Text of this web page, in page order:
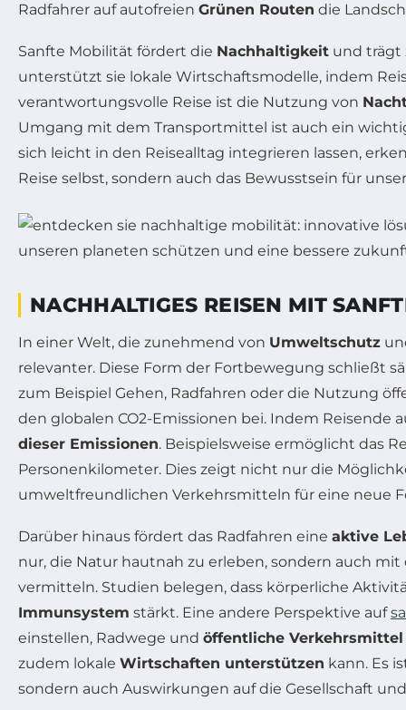
Radfahrer auf autofreien Grünen Routen die
Sanfte Mobilität fördert die Nachhaltigkeit und trägt
unterstützt sie lokale Wirtschaftsmodelle, indem
verantwortungsvolle Reise ist die Nutzung von
Umgang mit dem Transportmittel ist auch ein
sich leicht in den Reisealltag integrieren lassen,
Reise selbst, sondern auch das Bewusstsein für
NACHHALTIGES REISEN MIT
In einer Welt, die zunehmend von Umweltschutz
relevanter. Diese Form der Fortbewegung schließt
zum Beispiel Gehen, Radfahren oder die Nutzung
den globalen CO2-Emissionen bei. Indem
dieser Emissionen. Beispielsweise ermöglicht das
Personenkilometer. Dies zeigt nicht nur die
umweltfreundlichen Verkehrsmitteln für eine neue
Darüber hinaus fördert das Radfahren eine aktive
nur, die Natur hautnah zu erleben, sondern auch
vermitteln. Studien belegen, dass körperliche
Immunsystem stärkt. Eine andere Perspektive auf
einstellen, Radwege und öffentliche Verkehrsmittel
zudem lokale Wirtschaften unterstützen kann. Es
sondern auch Auswirkungen auf die Gesellschaft